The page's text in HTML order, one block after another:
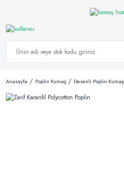
Anasayfa Poplin Kumaş Desenli Poplin Kumaş